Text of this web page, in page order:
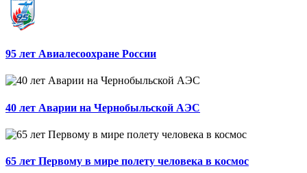
95 лет Авиалесоохране России
40 лет Аварии на Чернобыльской АЭС
65 лет Первому в мире полету человека в космос